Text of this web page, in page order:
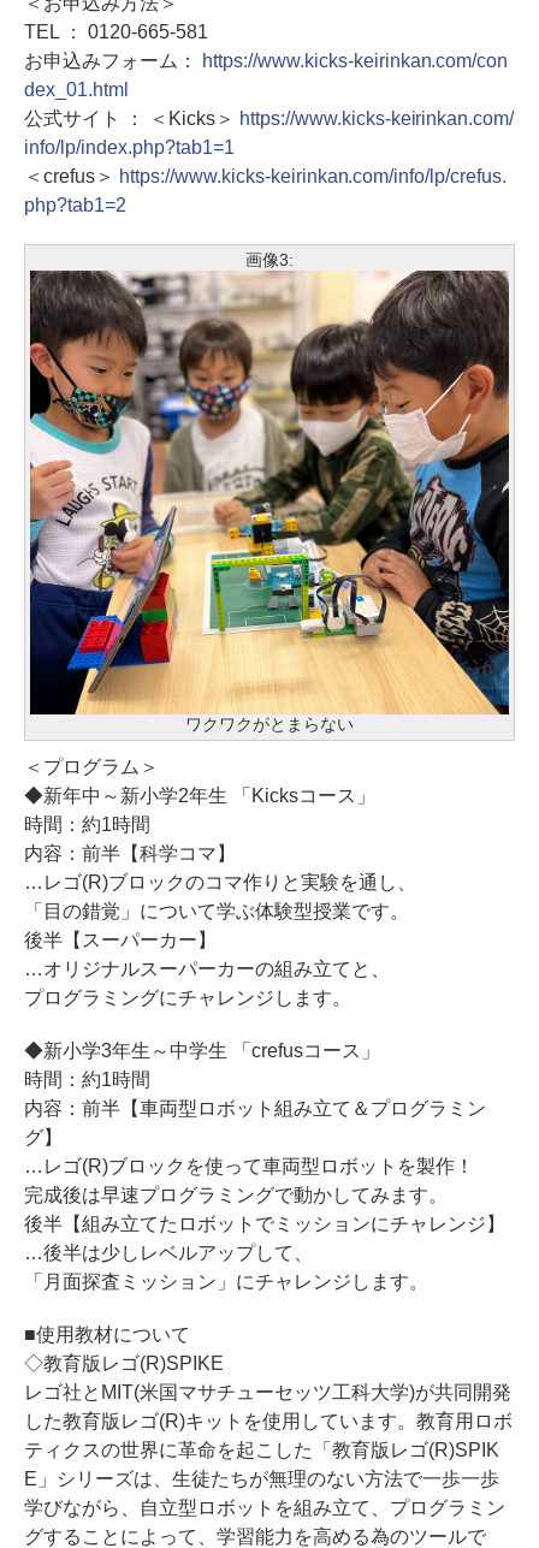
TEL ： 0120-665-581
お申込みフォーム：
https://www.kicks-keirinkan.com/con
dex_01.html
公式サイト ： ＜Kicks＞ https://www.kicks-keirinkan.com/
info/lp/index.php?tab1=1
＜crefus＞ https://www.kicks-keirinkan.com/info/lp/crefus.
php?tab1=2
画像3:
ワクワクがとまらない
＜プログラム＞
◆新年中～新小学2年生 「Kicksコース」
時間：約1時間
内容：前半【科学コマ】
…レゴ(R)ブロックのコマ作りと実験を通し、
「目の錯覚」について学ぶ体験型授業です。
後半【スーパーカー】
…オリジナルスーパーカーの組み立てと、
プログラミングにチャレンジします。
◆新小学3年生～中学生 「crefusコース」
時間：約1時間
内容：前半【車両型ロボット組み立て＆プログラミン
グ】
…レゴ(R)ブロックを使って車両型ロボットを製作！
完成後は早速プログラミングで動かしてみます。
後半【組み立てたロボットでミッションにチャレンジ】
…後半は少しレベルアップして、
「月面探査ミッション」にチャレンジします。
■使用教材について
◇教育版レゴ(R)SPIKE
レゴ社とMIT(米国マサチューセッツ工科大学)が共同開発
した教育版レゴ(R)キットを使用しています。教育用ロボ
ティクスの世界に革命を起こした「教育版レゴ(R)SPIK
E」シリーズは、生徒たちが無理のない方法で一歩一歩
学びながら、自立型ロボットを組み立て、プログラミン
グすることによって、学習能力を高める為のツールで